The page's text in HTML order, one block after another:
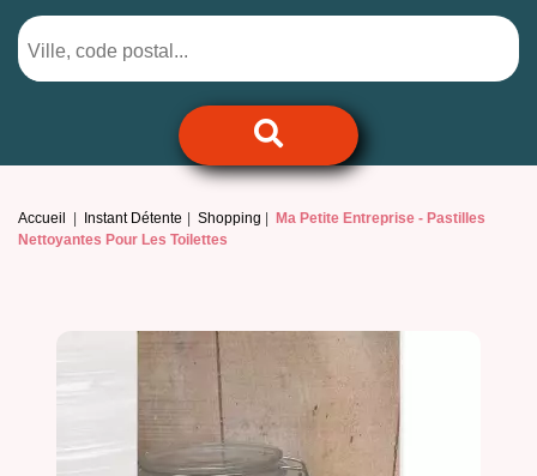
Accueil Instant Détente Shopping Ma Petite Entreprise - Pastilles
Nettoyantes Pour Les Toilettes